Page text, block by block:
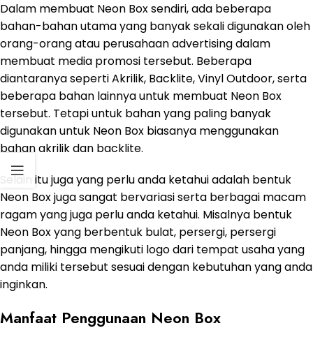
Dalam membuat Neon Box sendiri, ada beberapa
bahan-bahan utama yang banyak sekali digunakan oleh
orang-orang atau perusahaan advertising dalam
membuat media promosi tersebut. Beberapa
diantaranya seperti Akrilik, Backlite, Vinyl Outdoor, serta
beberapa bahan lainnya untuk membuat Neon Box
tersebut. Tetapi untuk bahan yang paling banyak
digunakan untuk Neon Box biasanya menggunakan
bahan akrilik dan backlite.
Selain itu juga yang perlu anda ketahui adalah bentuk
Neon Box juga sangat bervariasi serta berbagai macam
ragam yang juga perlu anda ketahui. Misalnya bentuk
Neon Box yang berbentuk bulat, persergi, persergi
panjang, hingga mengikuti logo dari tempat usaha yang
anda miliki tersebut sesuai dengan kebutuhan yang anda
inginkan.
Manfaat Penggunaan Neon Box